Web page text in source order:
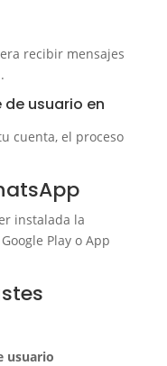
recibir mensajes
usuario en
cuenta, el proceso
instalada la
Play o App
usuario